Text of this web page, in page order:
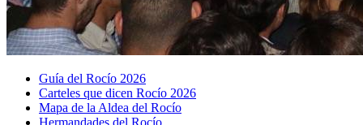
Guía del Rocío 2026
Carteles que dicen Rocío 2026
Mapa de la Aldea del Rocío